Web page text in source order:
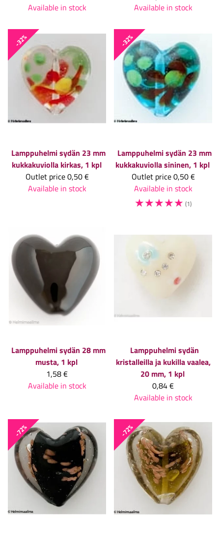
Available in stock
Available in stock
-32%
Lamppuhelmi sydän 23 mm
kukkakuviolla kirkas, 1 kpl
Outlet price0,50 €
Available in stock
-32%
Lamppuhelmi sydän 23 mm
kukkakuviolla sininen, 1 kpl
Outlet price0,50 €
Available in stock
☆☆☆☆☆ (1)
Lamppuhelmi sydän 28 mm
musta, 1 kpl
1,58 €
Available in stock
Lamppuhelmi sydän
kristalleilla ja kukilla vaalea,
20 mm, 1 kpl
0,84 €
Available in stock
-72% -72%